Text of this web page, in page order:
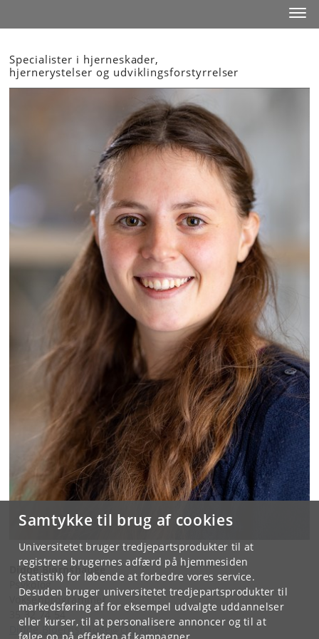
Samtykke til brug af cookies
Universitetet bruger tredjepartsprodukter til at
registrere brugernes adfærd på hjemmesiden
(statistik) for løbende at forbedre vores service.
Desuden bruger universitetet tredjepartsprodukter til
markedsføring af for eksempel udvalgte uddannelser
eller kurser, til at personalisere annoncer og til at
Specialister i hjerneskader,
hjernerystelser og udviklingsforstyrrelser
Didde Bjørnshauge
Psykolog
Voksenprogrammet
35 32 74 54
Didde.Bjoernshauge@cfh.ku.dk